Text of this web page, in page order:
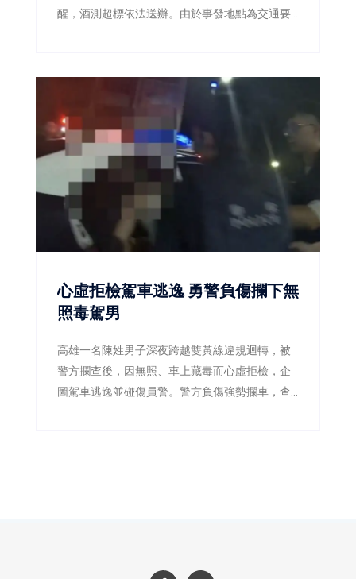
醒，酒測超標依法送辦。由於事發地點為交通要
心虛拒檢駕車逃逸 勇警負傷攔下無
照毒駕男
高雄一名陳姓男子深夜跨越雙黃線違規迴轉，被
警方攔查後，因無照、車上藏毒而心虛拒檢，企
圖駕車逃逸並碰傷員警。警方負傷強勢攔車，查